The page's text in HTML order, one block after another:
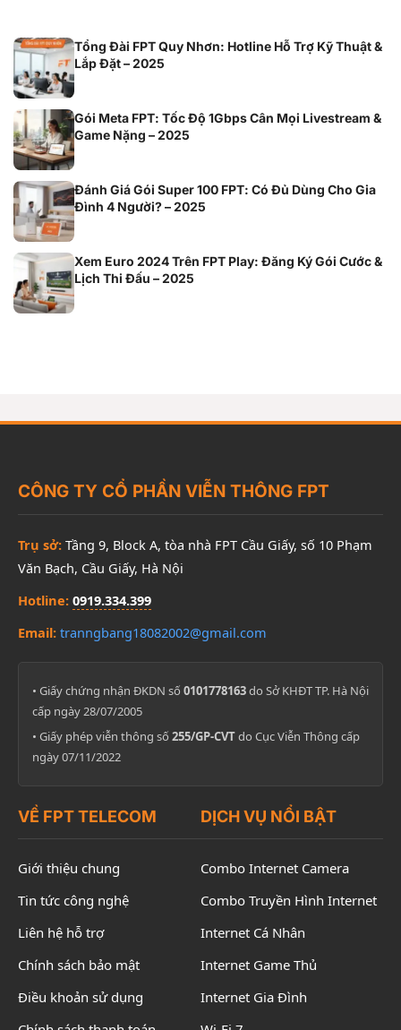
Tổng Đài FPT Quy Nhơn: Hotline Hỗ Trợ Kỹ Thuật &
Lắp Đặt – 2025
Gói Meta FPT: Tốc Độ 1Gbps Cân Mọi Livestream &
Game Nặng – 2025
Đánh Giá Gói Super 100 FPT: Có Đủ Dùng Cho Gia
Đình 4 Người? – 2025
Xem Euro 2024 Trên FPT Play: Đăng Ký Gói Cước &
Lịch Thi Đấu – 2025
CÔNG TY CỔ PHẦN VIỄN THÔNG FPT
Trụ sở: Tầng 9, Block A, tòa nhà FPT Cầu Giấy, số 10 Phạm
Văn Bạch, Cầu Giấy, Hà Nội
Hotline: 0919.334.399
Email: tranngbang18082002@gmail.com
• Giấy chứng nhận ĐKDN số 0101778163do Sở KHĐT TP. Hà Nội
cấp ngày 28/07/2005
• Giấy phép viễn thông số 255/GP-CVTdo Cục Viễn Thông cấp
ngày 07/11/2022
VỀ FPT TELECOM
Giới thiệu chung
Tin tức công nghệ
Liên hệ hỗ trợ
Chính sách bảo mật
Điều khoản sử dụng
DỊCH VỤ NỔI BẬT
Combo Internet Camera
Combo Truyền Hình Internet
Internet Cá Nhân
Internet Game Thủ
Internet Gia Đình